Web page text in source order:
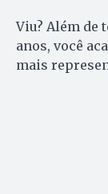
Viu? Além de
anos, você
mais